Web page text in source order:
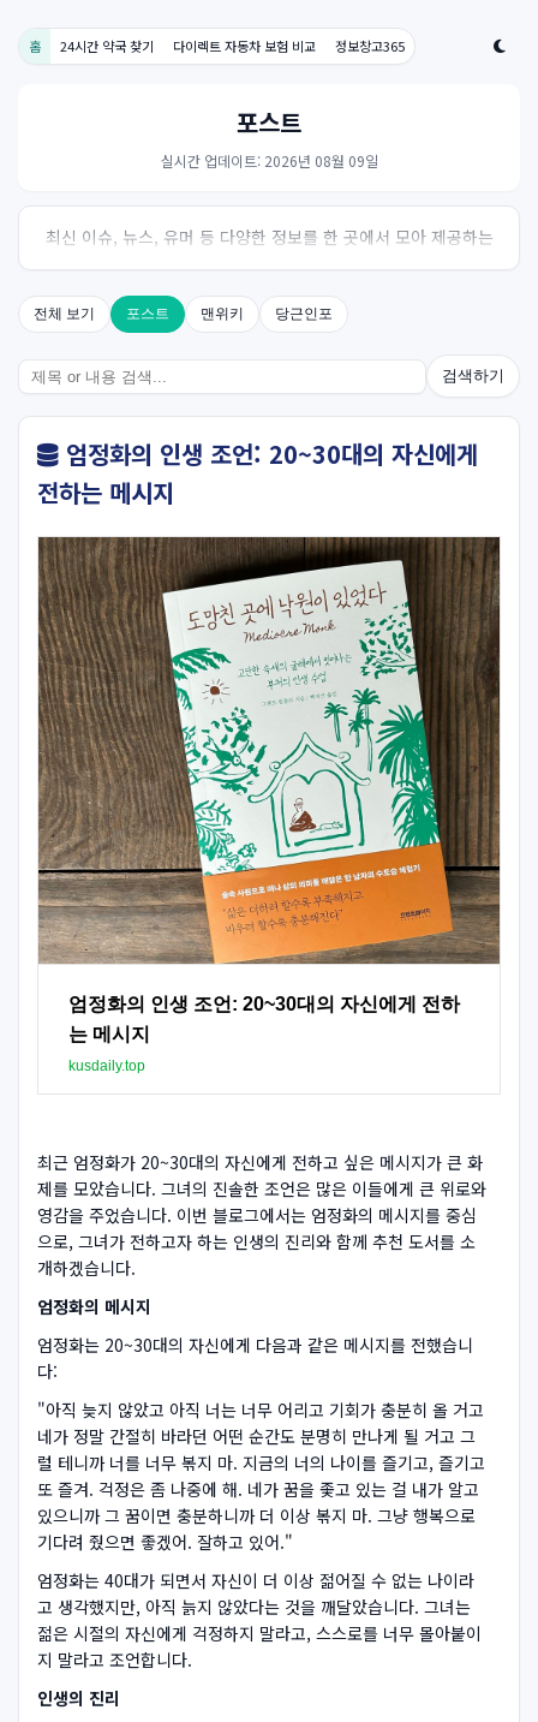
홈 24시간 약국 찾기 다이렉트 자동차 보험 비교 정보창고365
포스트
실시간 업데이트: 2026년 08월 09일
최신 이슈, 뉴스, 유머 등 다양한 정보를 한 곳에서 모아 제공하는
사이트입니다. 오늘의 핫이슈를 한눈에 살펴보세요.
전체 보기 포스트 맨위키 당근인포
검색하기
엄정화의 인생 조언: 20~30대의 자신에게
전하는 메시지
엄정화의 인생 조언: 20~30대의 자신에게 전하
는 메시지
kusdaily.top
최근 엄정화가 20~30대의 자신에게 전하고 싶은 메시지가 큰 화
제를 모았습니다. 그녀의 진솔한 조언은 많은 이들에게 큰 위로와
영감을 주었습니다. 이번 블로그에서는 엄정화의 메시지를 중심
으로, 그녀가 전하고자 하는 인생의 진리와 함께 추천 도서를 소
개하겠습니다.
엄정화의 메시지
엄정화는 20~30대의 자신에게 다음과 같은 메시지를 전했습니
다:
"아직 늦지 않았고 아직 너는 너무 어리고 기회가 충분히 올 거고
네가 정말 간절히 바라던 어떤 순간도 분명히 만나게 될 거고 그
럴 테니까 너를 너무 볶지 마. 지금의 너의 나이를 즐기고, 즐기고
또 즐겨. 걱정은 좀 나중에 해. 네가 꿈을 좇고 있는 걸 내가 알고
있으니까 그 꿈이면 충분하니까 더 이상 볶지 마. 그냥 행복으로
기다려 줬으면 좋겠어. 잘하고 있어."
엄정화는 40대가 되면서 자신이 더 이상 젊어질 수 없는 나이라
고 생각했지만, 아직 늙지 않았다는 것을 깨달았습니다. 그녀는
젊은 시절의 자신에게 걱정하지 말라고, 스스로를 너무 몰아붙이
지 말라고 조언합니다.
인생의 진리